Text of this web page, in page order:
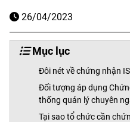
26/04/2023
Mục lục
Đôi nét về chứng nhận
Đối tượng áp dụng
thống quản lý chuyên
Tại sao tổ chức cần